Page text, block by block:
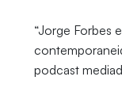
“Jorge Forbes
podcast